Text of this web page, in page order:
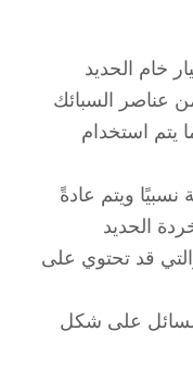
خام الحديد
عناصر السبائك
يتم استخدام
ويتم عادةً
الحديد
قد تحتوي على
على شكل